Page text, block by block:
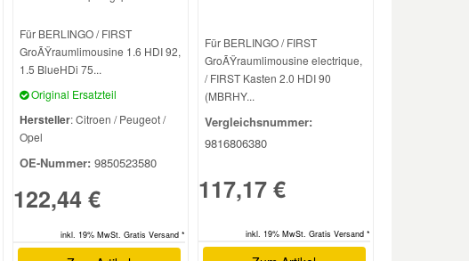
Für BERLINGO / FIRST
GroÃŸraumlimousine 1.6 HDI 92,
1.5 BlueHDi 75...
Original Ersatzteil
Hersteller: Citroen / Peugeot /
Opel
OE-Nummer: 9850523580
122,44 €
inkl. 19% MwSt. Gratis Versand *
Für BERLINGO / FIRST
GroÃŸraumlimousine electrique,
/ FIRST Kasten 2.0 HDI 90
(MBRHY...
Vergleichsnummer:
9816806380
117,17 €
inkl. 19% MwSt. Gratis Versand *